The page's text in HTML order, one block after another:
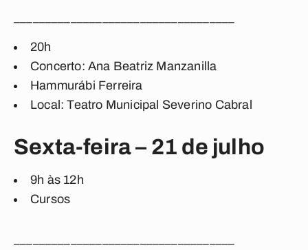
20h
Concerto: Ana Beatriz Manzanilla
Hammurábi Ferreira
Local: Teatro Municipal Severino Cabral
Sexta-feira – 21 de julho
9h às 12h
Cursos